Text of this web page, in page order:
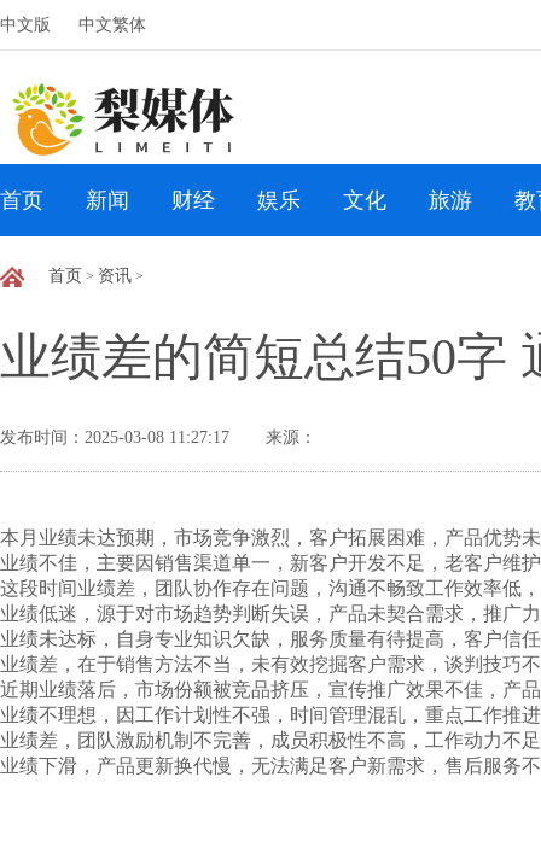
中文版 中文繁体
首页 新闻 财经 娱乐 文化 旅游 教
首页 > 资讯 >
业绩差的简短总结50字
发布时间：2025-03-08 11:27:17 来源：
本月业绩未达预期，市场竞争激烈，客户拓展困难，产品优势
业绩不佳，主要因销售渠道单一，新客户开发不足，老客户维
这段时间业绩差，团队协作存在问题，沟通不畅致工作效率低
业绩低迷，源于对市场趋势判断失误，产品未契合需求，推广
业绩未达标，自身专业知识欠缺，服务质量有待提高，客户信
业绩差，在于销售方法不当，未有效挖掘客户需求，谈判技巧
近期业绩落后，市场份额被竞品挤压，宣传推广效果不佳，产
业绩不理想，因工作计划性不强，时间管理混乱，重点工作推
业绩差，团队激励机制不完善，成员积极性不高，工作动力不
业绩下滑，产品更新换代慢，无法满足客户新需求，售后服务